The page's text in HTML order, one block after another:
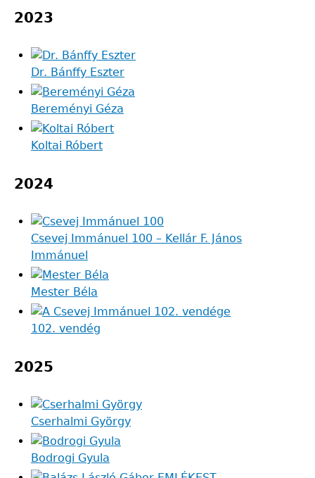
2023
Dr. Bánffy Eszter
Bereményi Géza
Koltai Róbert
2024
Csevej Immánuel 100 – Kellár F. János
Immánuel
Mester Béla
102. vendég
2025
Cserhalmi György
Bodrogi Gyula